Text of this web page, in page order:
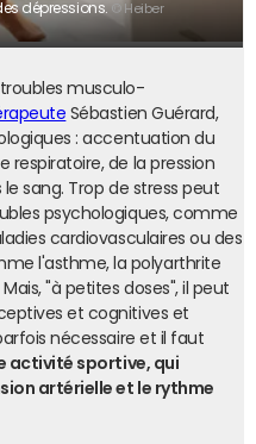
dépressions. © Heiber
troubles musculo-
Sébastien Guérard,
: accentuation du
de la pression
sang. Trop de stress peut
psychologiques, comme
cardiovasculaires ou des
l'asthme, la polyarthrite
"à petites doses", il peut
et cognitives et
nécessaire et il faut
activité sportive, qui
artérielle et le rythme